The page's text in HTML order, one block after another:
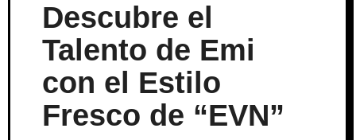
Descubre el
Talento de Emi
con el Estilo
Fresco de “EVN”